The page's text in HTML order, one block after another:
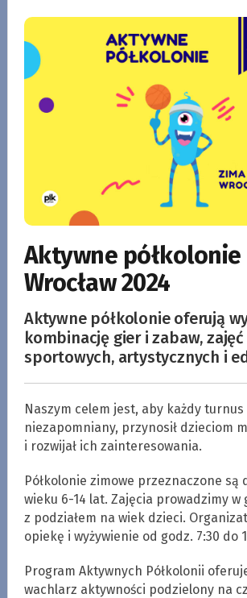
Aktywne półkolonie
Wrocław 2024
Aktywne półkolonie oferują
kombinację gier i zabaw, zajęć
sportowych, artystycznych i
Naszym celem jest, aby każdy turnus
niezapomniany, przynosił dzieciom
i rozwijał ich zainteresowania.
Półkolonie zimowe przeznaczone są
wieku 6-14 lat. Zajęcia prowadzimy w
z podziałem na wiek dzieci.
opiekę i wyżywienie od godz. 7:30 do
Program Aktywnych Półkolonii
wachlarz aktywności podzielony na